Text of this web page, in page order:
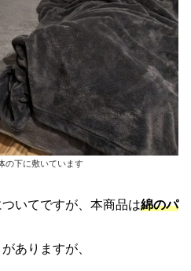
の下に敷いています
いてですが、本商品は綿のパ
ありますが、